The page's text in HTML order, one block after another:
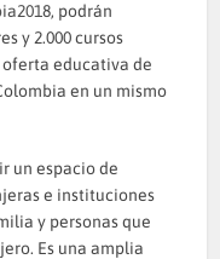
, podrán
y 2.000 cursos
educativa de
en un mismo
un espacio de
e instituciones
y personas que
Es una amplia